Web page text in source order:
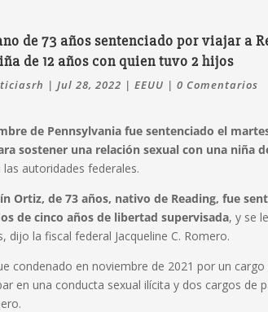
de 73 años sentenciado por viajar a
de 12 años con quien tuvo 2 hijos
|Jul 28, 2022 |EEUU |0 Comentarios
de Pennsylvania fue sentenciado el
sostener una relación sexual con una niña
las autoridades federales.
Ortiz, de 73 años, nativo de Reading, fue
de cinco años de libertad supervisada, y se
dijo la fiscal federal Jacqueline C. Romero.
condenado en noviembre de 2021 por un
en una conducta sexual ilícita y dos cargos de